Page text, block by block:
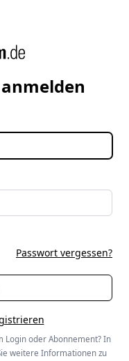
Passwort vergessen?
Login oder Abonnement? In
weitere Informationen zu